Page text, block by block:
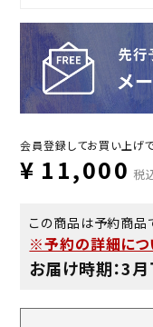
会員登録してお買い上げ
¥ 11,000 税
この商品は予約商品
※予約の詳細につ
お届け時期：3